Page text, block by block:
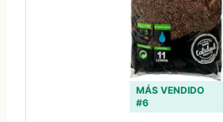
MÁS VENDIDO
#6